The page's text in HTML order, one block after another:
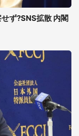
ず?SNS拡散 内閣